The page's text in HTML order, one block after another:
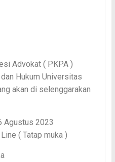
Advokat ( PKPA )
Hukum Universitas
akan di selenggarakan
Agustus 2023
( Tatap muka )